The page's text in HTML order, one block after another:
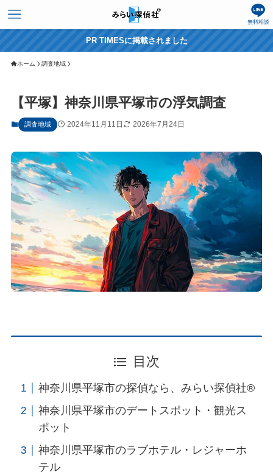
無料相談
PR TIMESに掲載されました
ホーム 調査地域
【平塚】神奈川県平塚市の浮気調査
調査地域 2024年11月11日 2026年7月24日
目次
神奈川県平塚市の探偵なら、みらい探偵社®︎
神奈川県平塚市のデートスポット・観光ス
ポット
神奈川県平塚市のラブホテル・レジャーホ
テル